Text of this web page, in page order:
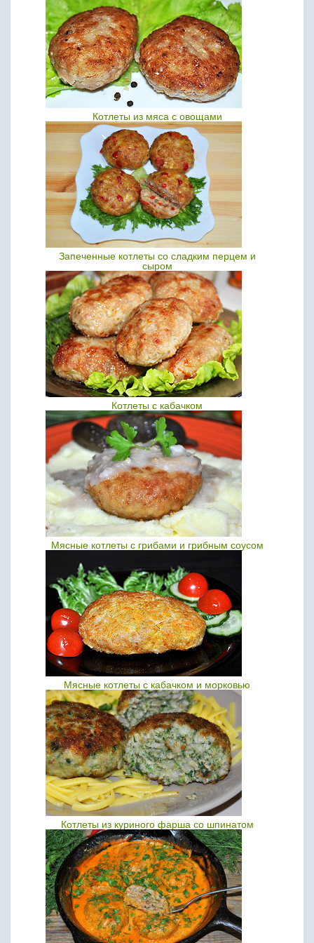
Котлеты из мяса с овощами
Запеченные котлеты со сладким перцем и
сыром
Котлеты с кабачком
Мясные котлеты с грибами и грибным соусом
Мясные котлеты с кабачком и морковью
Котлеты из куриного фарша со шпинатом